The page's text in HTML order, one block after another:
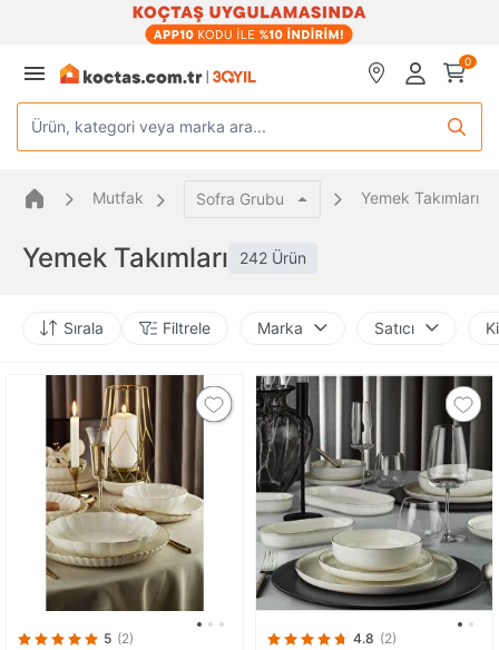
0
Ürün, kategori veya marka ara...
Mutfak Sofra Grubu Yemek Takımları
Yemek Takımları 242 Ürün
Sırala Filtrele Marka Satıcı
5 (2) 4.8 (2)